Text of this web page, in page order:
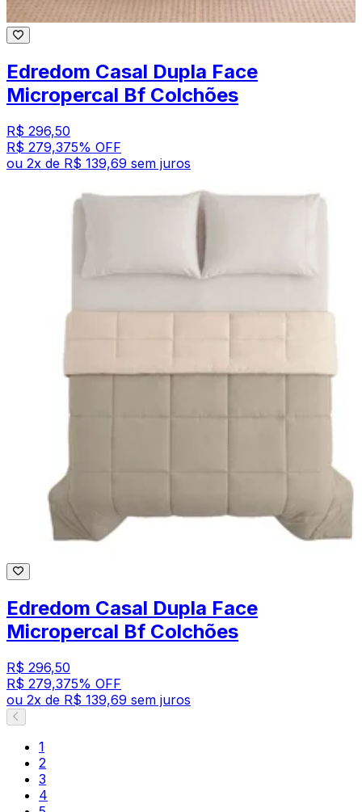
Edredom Casal Dupla Face
Micropercal Bf Colchões
R$ 296,50
R$ 279,375% OFF
ou 2x de R$ 139,69 sem juros
Edredom Casal Dupla Face
Micropercal Bf Colchões
R$ 296,50
R$ 279,375% OFF
ou 2x de R$ 139,69 sem juros
1
2
3
4